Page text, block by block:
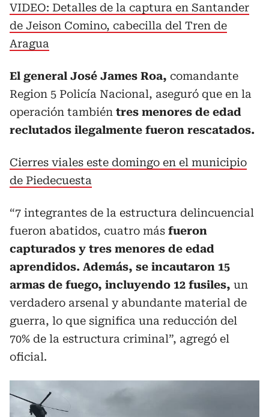
VIDEO: Detalles de la captura en Santander
de Jeison Comino, cabecilla del Tren de
Aragua
El general José James Roa, comandante
Region 5 Policía Nacional, aseguró que en la
operación también tres menores de edad
reclutados ilegalmente fueron rescatados.
Cierres viales este domingo en el municipio
de Piedecuesta
“7 integrantes de la estructura delincuencial
fueron abatidos, cuatro más fueron
capturados y tres menores de edad
aprendidos. Además, se incautaron 15
armas de fuego, incluyendo 12 fusiles, un
verdadero arsenal y abundante material de
guerra, lo que significa una reducción del
70% de la estructura criminal”, agregó el
oficial.